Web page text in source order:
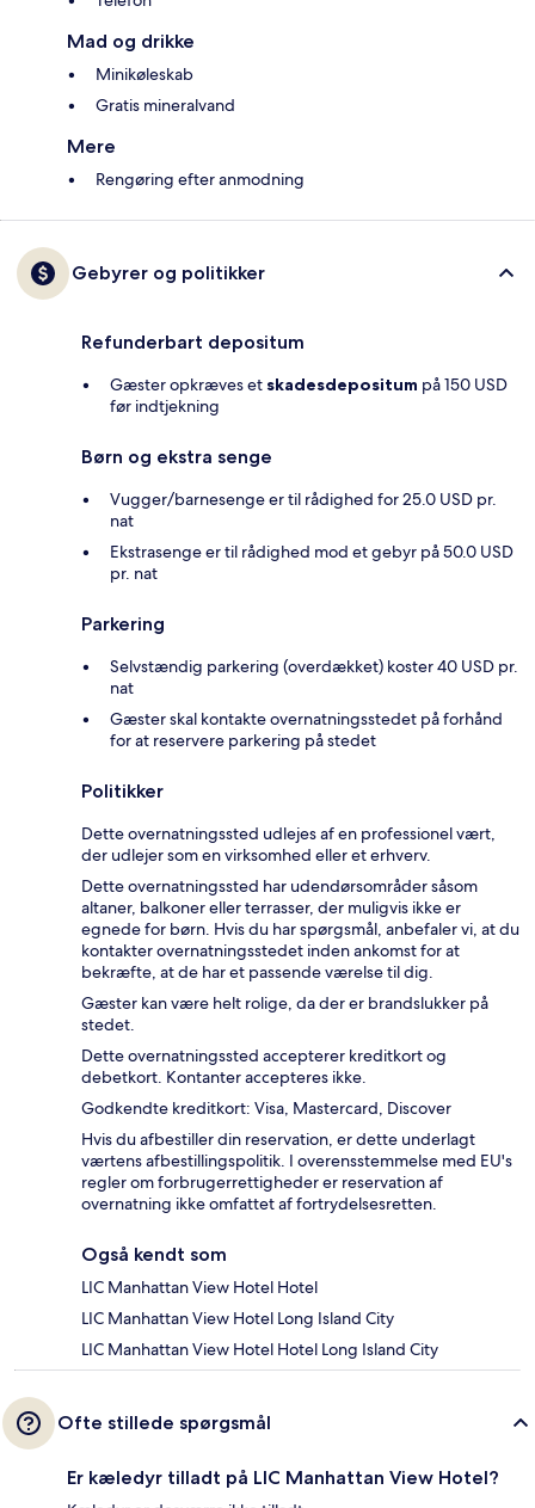
Mad og drikke
Minikøleskab
Gratis mineralvand
Mere
Rengøring efter anmodning
Gebyrer og politikker
Refunderbart depositum
Gæster opkræves et skadesdepositum på 150 USD
før indtjekning
Børn og ekstra senge
Vugger/barnesenge er til rådighed for 25.0 USD pr.
nat
Ekstrasenge er til rådighed mod et gebyr på 50.0 USD
pr. nat
Parkering
Selvstændig parkering (overdækket) koster 40 USD pr.
nat
Gæster skal kontakte overnatningsstedet på forhånd
for at reservere parkering på stedet
Politikker
Dette overnatningssted udlejes af en professionel vært,
der udlejer som en virksomhed eller et erhverv.
Dette overnatningssted har udendørsområder såsom
altaner, balkoner eller terrasser, der muligvis ikke er
egnede for børn. Hvis du har spørgsmål, anbefaler vi, at du
kontakter overnatningsstedet inden ankomst for at
bekræfte, at de har et passende værelse til dig.
Gæster kan være helt rolige, da der er brandslukker på
stedet.
Dette overnatningssted accepterer kreditkort og
debetkort. Kontanter accepteres ikke.
Godkendte kreditkort: Visa, Mastercard, Discover
Hvis du afbestiller din reservation, er dette underlagt
værtens afbestillingspolitik. I overensstemmelse med EU's
regler om forbrugerrettigheder er reservation af
overnatning ikke omfattet af fortrydelsesretten.
Også kendt som
LIC Manhattan View Hotel Hotel
LIC Manhattan View Hotel Long Island City
LIC Manhattan View Hotel Hotel Long Island City
Ofte stillede spørgsmål
Er kæledyr tilladt på LIC Manhattan View Hotel?